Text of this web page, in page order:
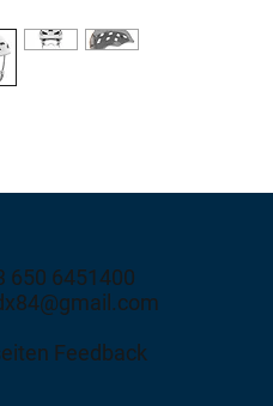
650 6451400
Feedback